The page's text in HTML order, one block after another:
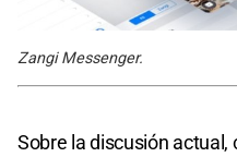
Zangi Messenger.
Sobre la discusión actual,